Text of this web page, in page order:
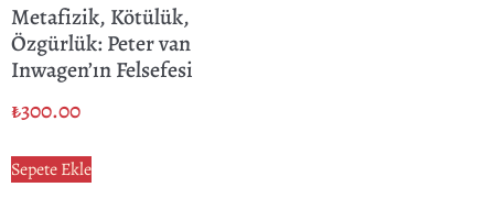
Metafizik, Kötülük,
Özgürlük: Peter van
Inwagen’ın Felsefesi
₺300.00
Sepete Ekle